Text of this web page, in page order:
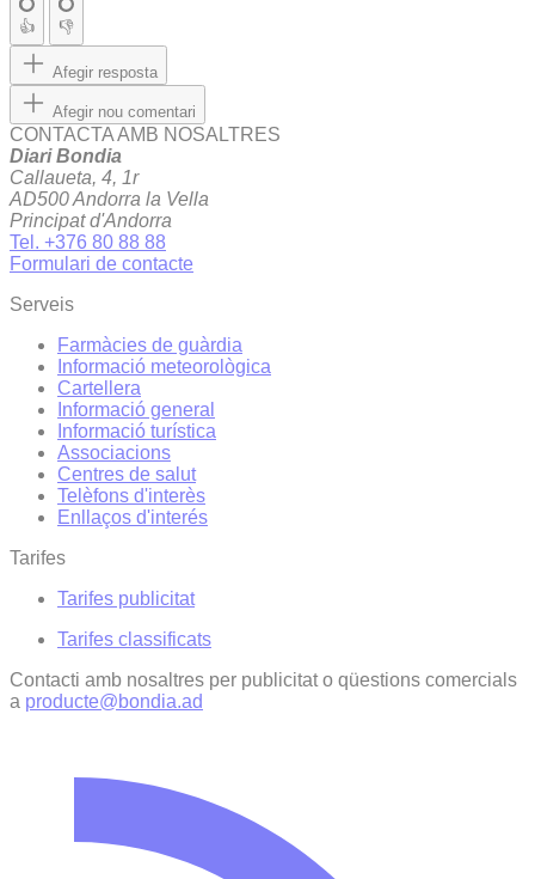
👍 👎
Afegir resposta
Afegir nou comentari
CONTACTA AMB NOSALTRES
Diari Bondia
Callaueta, 4, 1r
AD500 Andorra la Vella
Principat d'Andorra
Tel. +376 80 88 88
Formulari de contacte
Serveis
Farmàcies de guàrdia
Informació meteorològica
Cartellera
Informació general
Informació turística
Associacions
Centres de salut
Telèfons d'interès
Enllaços d'interés
Tarifes
Tarifes publicitat
Tarifes classificats
Contacti amb nosaltres per publicitat o qüestions comercials
a producte@bondia.ad